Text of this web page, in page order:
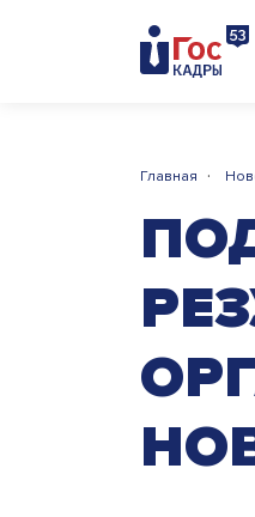
Главная ·